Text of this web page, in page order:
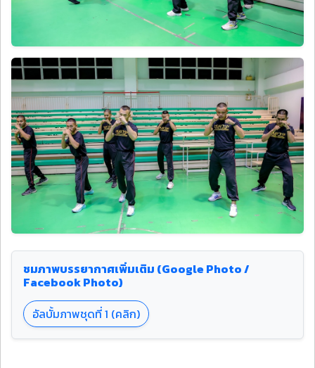
ชมภาพบรรยากาศเพิ่มเติม (Google Photo /
Facebook Photo)
อัลบั้มภาพชุดที่ 1 (คลิก)